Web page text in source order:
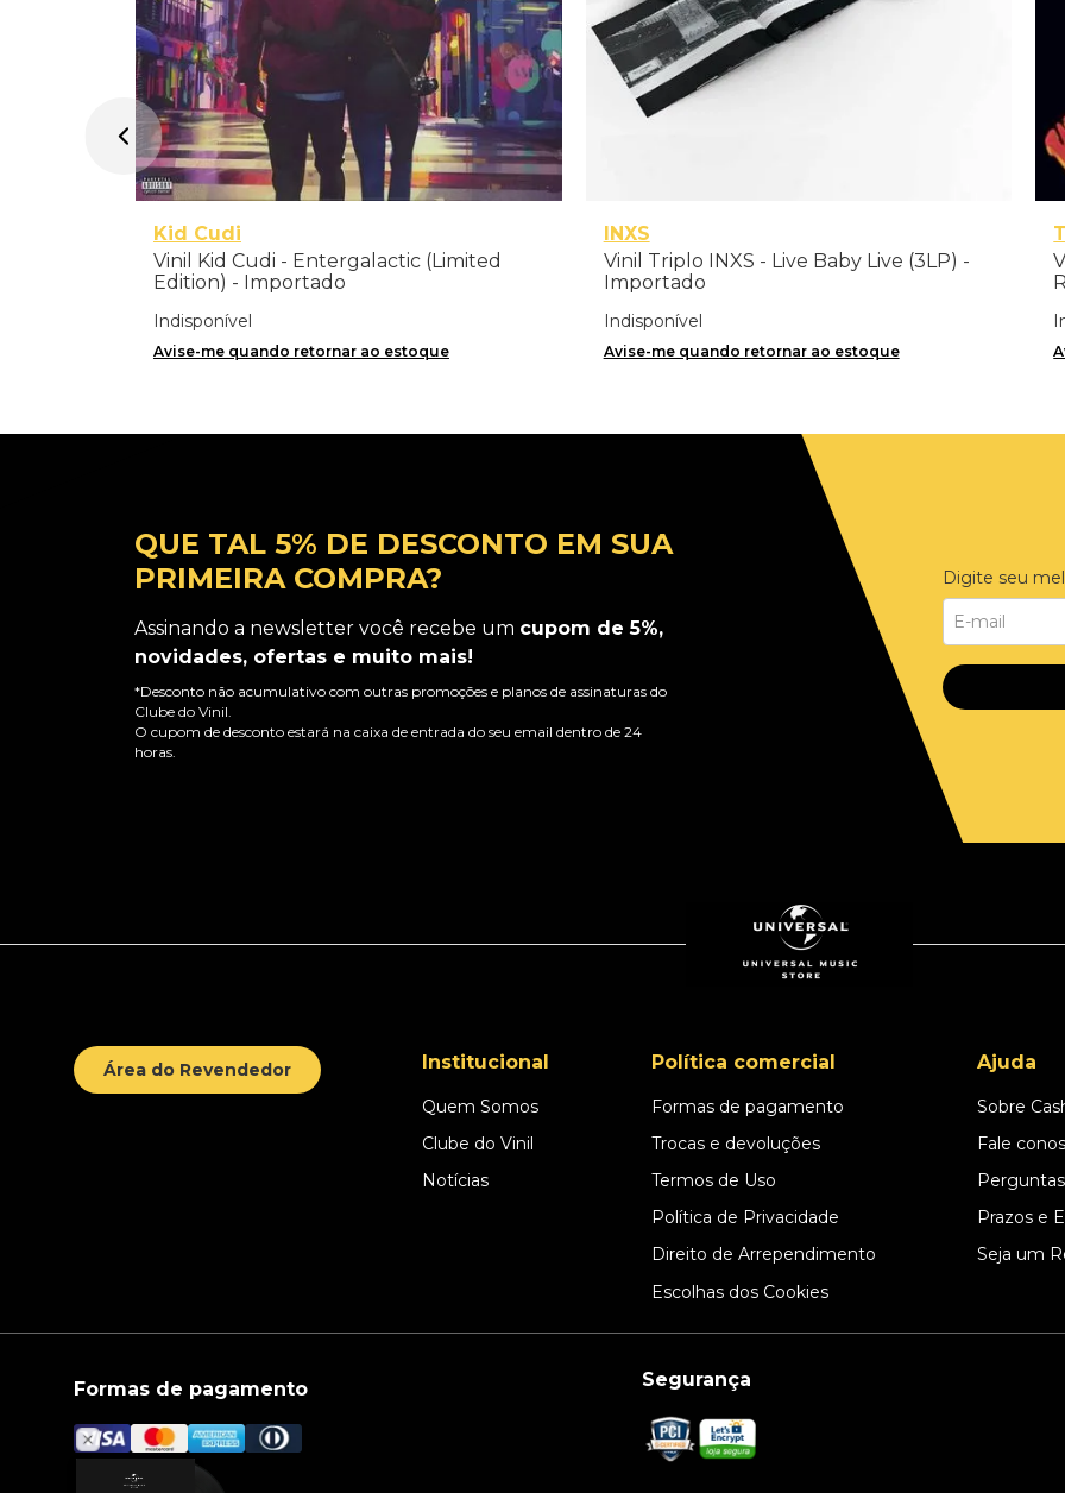
Kid Cudi
Vinil Kid Cudi - Entergalactic (Limited
Edition) - Importado
Indisponível
Avise-me quando retornar ao estoque
INXS
Vinil Triplo INXS - Live Baby Live (3LP) -
Importado
Indisponível
Avise-me quando retornar ao estoque
QUE TAL 5% DE DESCONTO EM SUA
PRIMEIRA COMPRA?
Assinando a newsletter você recebe um cupom de 5%,
novidades, ofertas e muito mais!
*Desconto não acumulativo com outras promoções e planos de assinaturas do
Clube do Vinil.
O cupom de desconto estará na caixa de entrada do seu email dentro de 24
horas.
Digite seu
Área do Revendedor Institucional
Quem Somos
Clube do Vinil
Notícias
Política comercial
Formas de pagamento
Trocas e devoluções
Termos de Uso
Política de Privacidade
Direito de Arrependimento
Escolhas dos Cookies
Ajuda
Sobre
Fale
Prazos e
Seja um
Formas de pagamento Segurança